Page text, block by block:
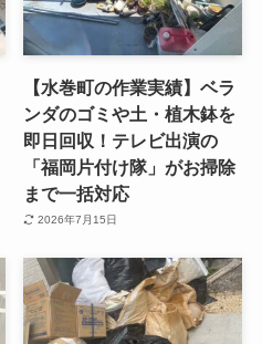
【水巻町の作業実績】ベラ
ンダのゴミや土・植木鉢を
即日回収！テレビ出演の
「福岡片付け隊」がお掃除
まで一括対応
2026年7月15日